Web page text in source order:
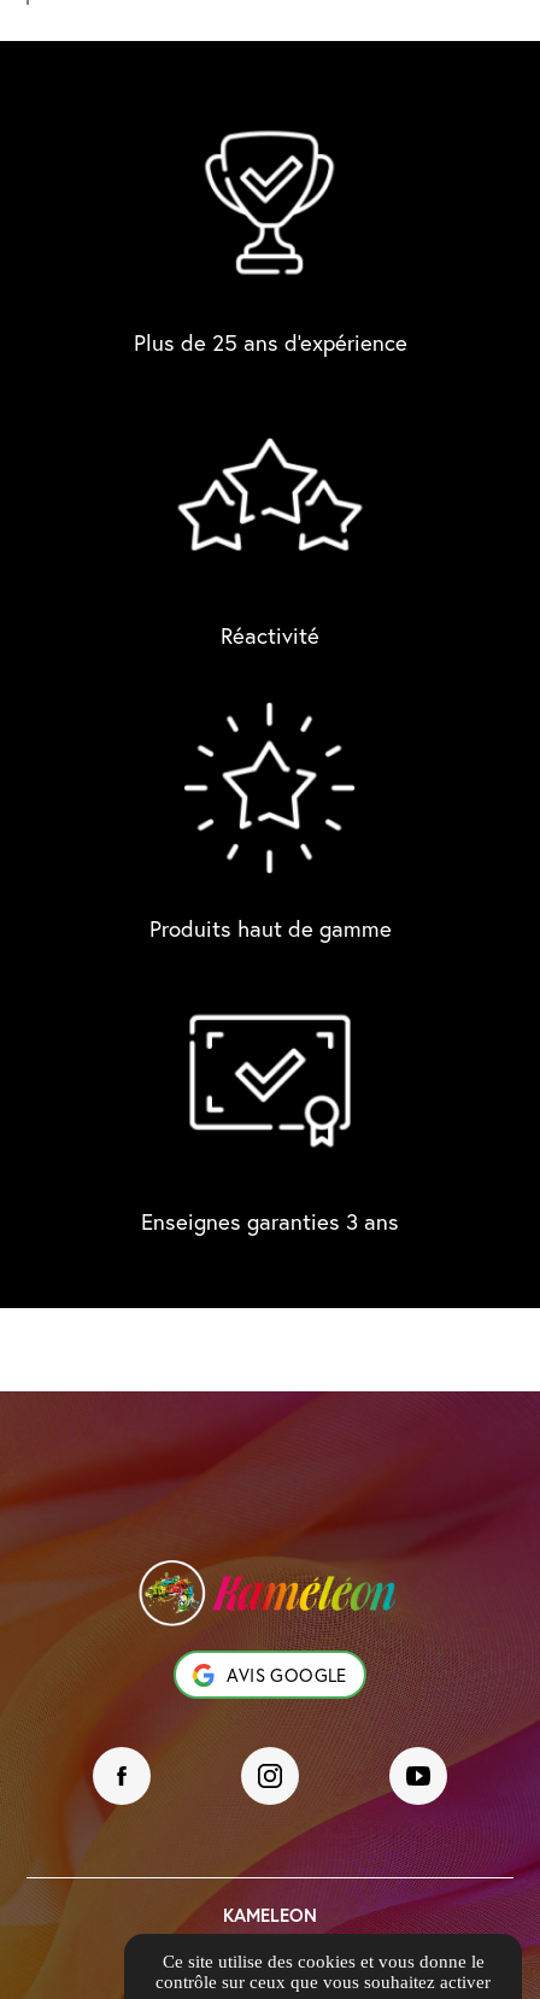
Plus de 25 ans d'expérience
Réactivité
Produits haut de gamme
Enseignes garanties 3 ans
AVIS GOOGLE
KAMELEON
69740 Genas
Ce site utilise des cookies et vous donne le
contrôle sur ceux que vous souhaitez activer